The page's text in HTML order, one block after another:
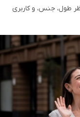
طول، جنس، و کاربری